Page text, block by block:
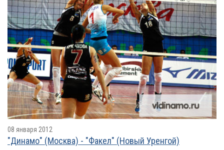
08 января 2012
"Динамо" (Москва) - "Факел" (Новый Уренгой)